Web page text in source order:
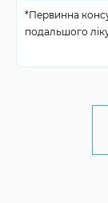
*Первинна
подальшого